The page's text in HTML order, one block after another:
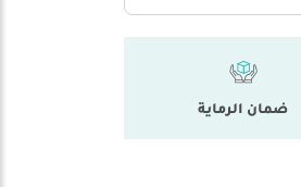
ضمان الرماية